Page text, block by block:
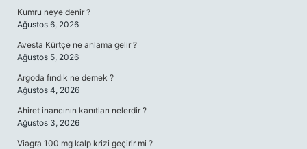
Kumru neye denir ?
Ağustos 6, 2026
Avesta Kürtçe ne anlama gelir ?
Ağustos 5, 2026
Argoda fındık ne demek ?
Ağustos 4, 2026
Ahiret inancının kanıtları nelerdir ?
Ağustos 3, 2026
Viagra 100 mg kalp krizi geçirir mi ?